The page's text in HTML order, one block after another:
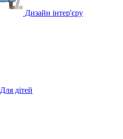
Дизайн інтер'єру
Для дітей